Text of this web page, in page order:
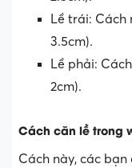
Lề trái: Cách
3.5cm).
Lề phải:
2cm).
Cách căn lề trong
Cách này, các